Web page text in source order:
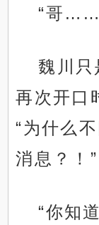
“哥
魏川只
再次开口
“为什么
消息？！”
“你知